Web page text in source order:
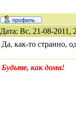
Дата: Вс, 21-08-2011,
Да, как-то странно,
Будьте, как дома!